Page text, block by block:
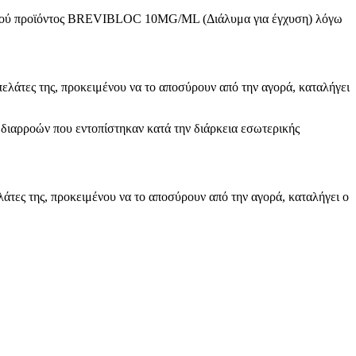
προϊόντος BREVIBLOC 10MG/ML (Διάλυμα για έγχυση) λόγω
της, προκειμένου να το αποσύρουν από την αγορά, καταλήγει
που εντοπίστηκαν κατά την διάρκεια εσωτερικής
της, προκειμένου να το αποσύρουν από την αγορά, καταλήγει ο